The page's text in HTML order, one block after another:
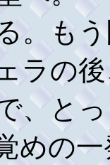
。も
ラの
、と
めの